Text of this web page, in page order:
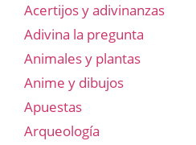
Acertijos y adivinanzas
Adivina la pregunta
Animales y plantas
Anime y dibujos
Apuestas
Arqueología